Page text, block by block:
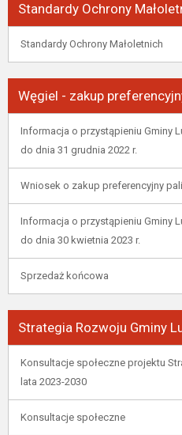
Standardy Ochrony
Standardy Ochrony Małoletnich
Węgiel - zakup
Informacja o przystąpieniu Gminy
do dnia 31 grudnia 2022 r.
Wniosek o zakup preferencyjny
Informacja o przystąpieniu Gminy
do dnia 30 kwietnia 2023 r.
Sprzedaż końcowa
Strategia Rozwoju Gminy
Konsultacje społeczne projektu
lata 2023-2030
Konsultacje społeczne